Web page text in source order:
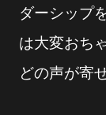
ダーシップ
は大変おち
どの声が寄